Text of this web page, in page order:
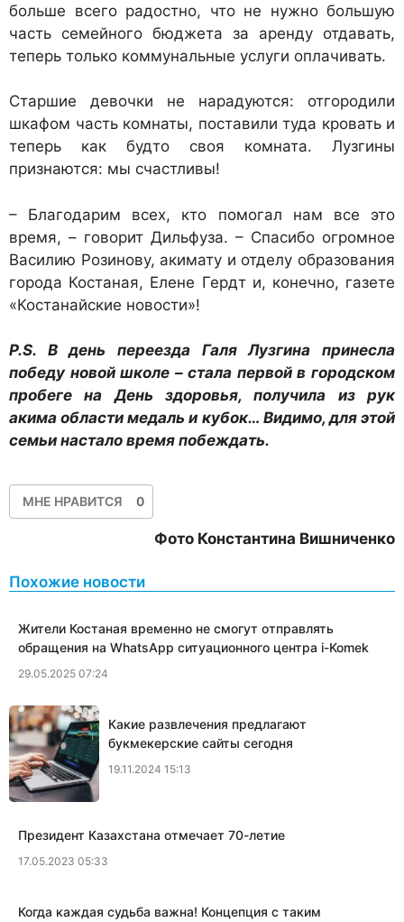
больше всего радостно, что не нужно большую
часть семейного бюджета за аренду отдавать,
теперь только коммунальные услуги оплачивать.
Старшие девочки не нарадуются: отгородили
шкафом часть комнаты, поставили туда кровать и
теперь как будто своя комната. Лузгины
признаются: мы счастливы!
– Благодарим всех, кто помогал нам все это
время, – говорит Дильфуза. – Спасибо огромное
Василию Розинову, акимату и отделу образования
города Костаная, Елене Гердт и, конечно, газете
«Костанайские новости»!
P.S. В день переезда Галя Лузгина принесла
победу новой школе – стала первой в городском
пробеге на День здоровья, получила из рук
акима области медаль и кубок… Видимо, для этой
семьи настало время побеждать.
МНЕ НРАВИТСЯ 0
Фото Константина Вишниченко
Похожие новости
Жители Костаная временно не смогут отправлять
обращения на WhatsApp ситуационного центра i-Komek
29.05.2025 07:24
Какие развлечения предлагают
букмекерские сайты сегодня
19.11.2024 15:13
Президент Казахстана отмечает 70-летие
17.05.2023 05:33
Когда каждая судьба важна! Концепция с таким